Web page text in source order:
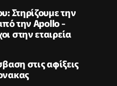
Στηρίζουμε την
την Apollo -
στην εταιρεία
στις αφίξεις